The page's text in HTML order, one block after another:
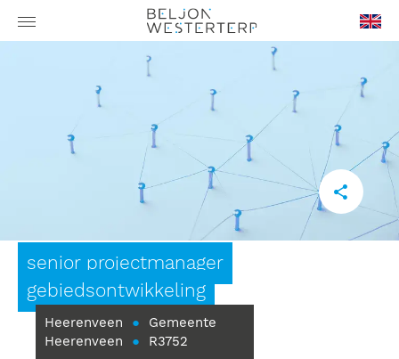
GB
senior projectmanager
gebiedsontwikkeling
Heerenveen ●
Gemeente
Heerenveen
● R3752